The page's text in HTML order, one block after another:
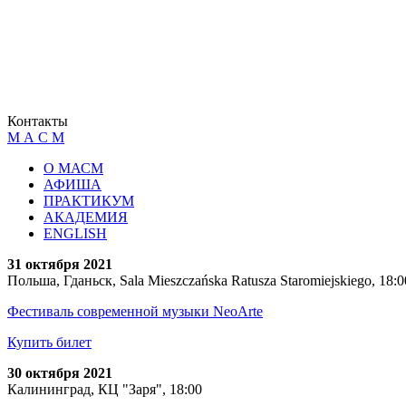
Контакты
М А С М
О МАСМ
АФИША
ПРАКТИКУМ
АКАДЕМИЯ
ENGLISH
31 октября 2021
Польша, Гданьск, Sala Mieszczańska Ratusza Staromiejskiego,
Фестиваль современной музыки NeoArte
Купить билет
30 октября 2021
Калининград, КЦ "Заря", 18:00